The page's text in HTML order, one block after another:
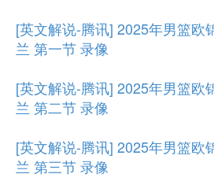
[英文解说-腾讯] 2025年男篮欧
兰 第一节 录像
[英文解说-腾讯] 2025年男篮欧
兰 第二节 录像
[英文解说-腾讯] 2025年男篮欧
兰 第三节 录像